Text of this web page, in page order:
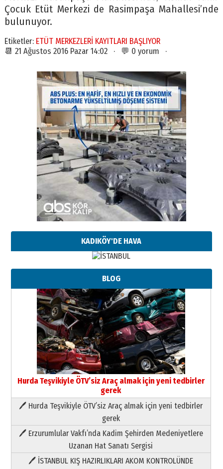
Çocuk Etüt Merkezi de Rasimpaşa Mahallesi’nde
bulunuyor.
Etiketler: ETÜT MERKEZLERİ KAYITLARI BAŞLIYOR
📆 21 Ağustos 2016 Pazar 14:02 · 💬 0 yorum ·
KADIKÖY'DE HAVA
BLOG
Hurda Teşvikiyle ÖTV’siz Araç almak için yeni tedbirler
gerek
🖊 Hurda Teşvikiyle ÖTV’siz Araç almak için yeni tedbirler
gerek
🖊 Erzurumlular Vakfı’nda Kadim Şehirden Medeniyetlere
Uzanan Hat Sanatı Sergisi
🖊 İSTANBUL KIŞ HAZIRLIKLARI AKOM KONTROLÜNDE
Paranın Aile Kültüründeki Yeri
03 Ağustos 2026 Pazartesi
Yıldırım Gündoğdu